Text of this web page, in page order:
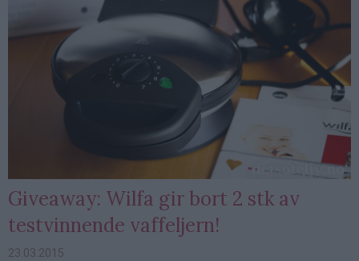
Giveaway: Wilfa gir bort 2 stk av
testvinnende vaffeljern!
23.03.2015